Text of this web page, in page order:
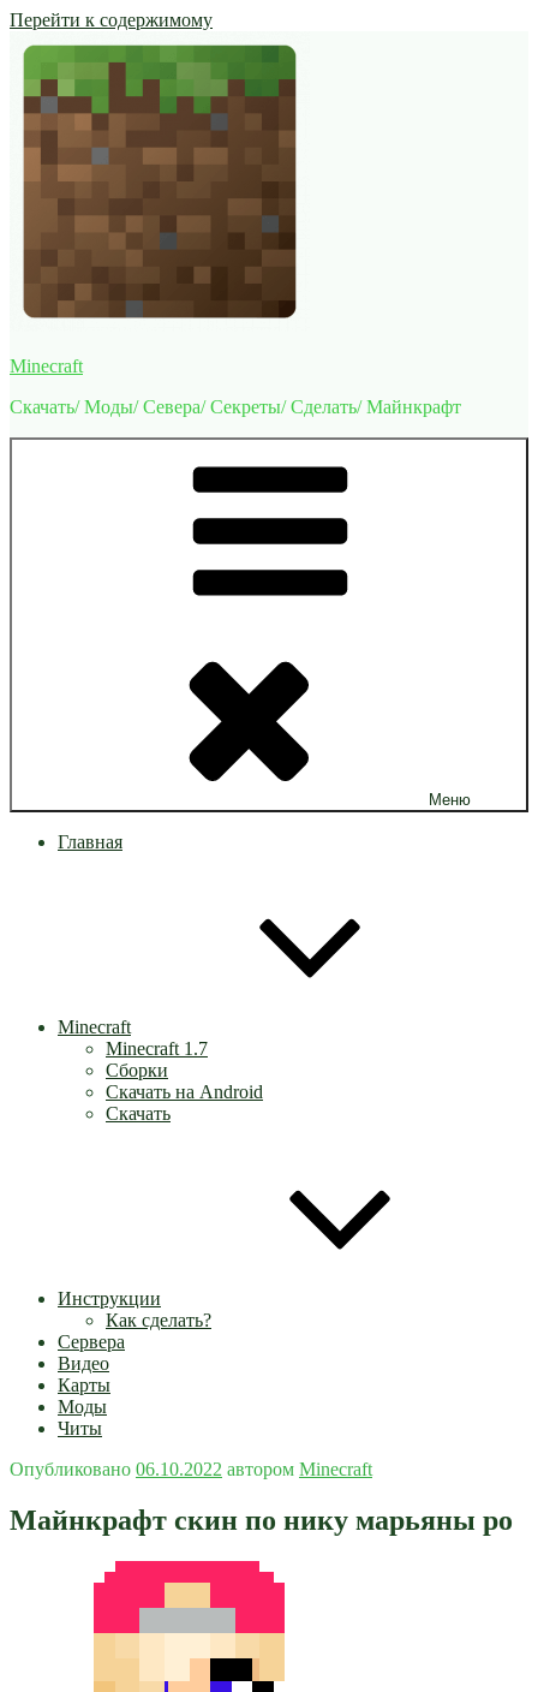
Перейти к содержимому
Minecraft
Скачать/ Моды/ Севера/ Секреты/ Сделать/ Майнкрафт
Меню
Главная
Minecraft
Minecraft 1.7
Сборки
Скачать на Android
Скачать
Инструкции
Как сделать?
Сервера
Видео
Карты
Моды
Читы
Опубликовано 06.10.2022 автором Minecraft
Майнкрафт скин по нику марьяны ро